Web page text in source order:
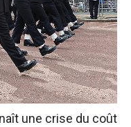
une crise du coût